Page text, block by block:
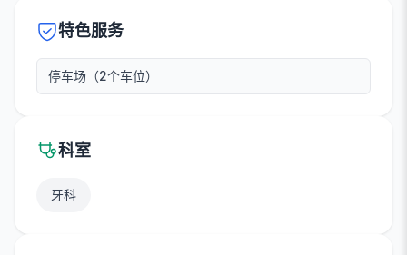
特色服务
停车场（2个车位）
科室
牙科